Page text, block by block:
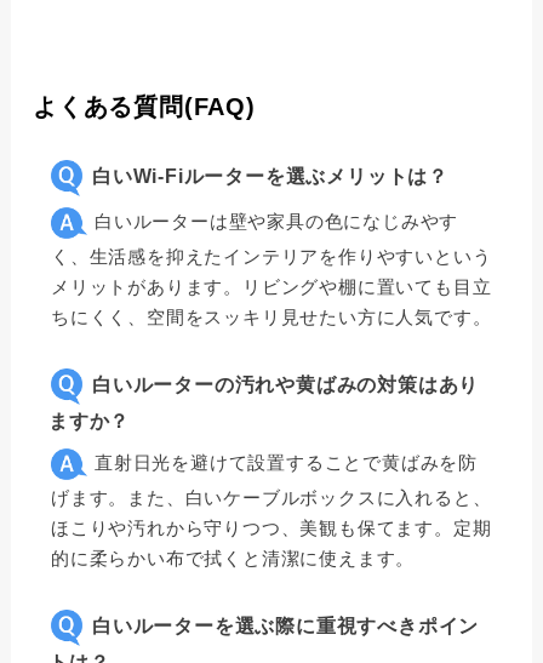
よくある質問(FAQ)
白いWi-Fiルーターを選ぶメリットは？
白いルーターは壁や家具の色になじみやす
く、生活感を抑えたインテリアを作りやすいという
メリットがあります。リビングや棚に置いても目立
ちにくく、空間をスッキリ見せたい方に人気です。
白いルーターの汚れや黄ばみの対策はあり
ますか？
直射日光を避けて設置することで黄ばみを防
げます。また、白いケーブルボックスに入れると、
ほこりや汚れから守りつつ、美観も保てます。定期
的に柔らかい布で拭くと清潔に使えます。
白いルーターを選ぶ際に重視すべきポイン